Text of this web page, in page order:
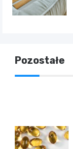
Pozostałe